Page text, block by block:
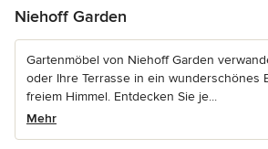
Niehoff Garden
Gartenmöbel von Niehoff Garden
oder Ihre Terrasse in ein wunderschönes
freiem Himmel. Entdecken Sie je...
Mehr